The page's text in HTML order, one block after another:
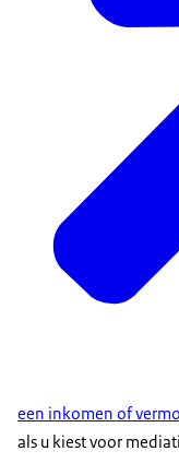
een inkomen of
als u kiest voor